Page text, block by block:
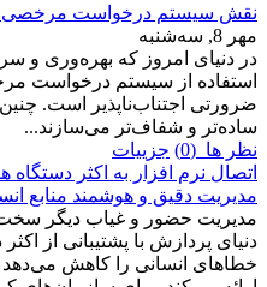
نقش سیستم درخواست مرخصی
مهر 8, سه‌شنبه
در دنیای امروز که بهره‌وری و
استفاده از سیستم درخواست
ضرورتی اجتناب‌ناپذیر است. چنین
ساده‌تر و شفاف‌تر می‌سازند...
نظر ها (0)
جزییات
اتصال نرم افزار به اکثر
مدیریت دقیق و هوشمند منابع
مدیریت حضور و غیاب دیگر
دنیای پردازش با پشتیبانی از
خطاهای انسانی را کاهش